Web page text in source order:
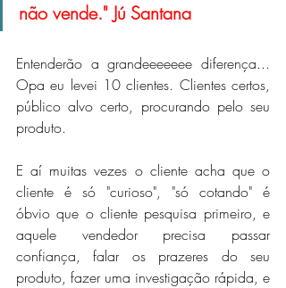
não vende." Jú Santana
Entenderão a grandeeeeeee diferença...
Opa eu levei 10 clientes. Clientes certos,
público alvo certo, procurando pelo seu
produto.
E aí muitas vezes o cliente acha que o
cliente é só "curioso", "só cotando" é
óbvio que o cliente pesquisa primeiro, e
aquele vendedor precisa passar
confiança, falar os prazeres do seu
produto, fazer uma investigação rápida, e